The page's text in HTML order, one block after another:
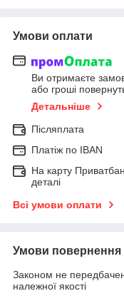
Умови оплати
Ви отримаєте
або гроші
Детальніше
Післяплата
Платіж по IBAN
На карту
деталі
Всі умови оплати
Умови повернення
Законом не
належної якості